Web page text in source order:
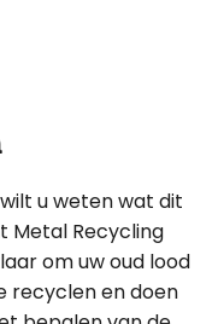
u weten wat dit
Metal Recycling
om uw oud lood
recyclen en doen